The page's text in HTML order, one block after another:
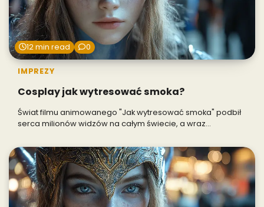
12 min read 0
IMPREZY
Cosplay jak wytresować smoka?
Świat filmu animowanego "Jak wytresować smoka" podbił
serca milionów widzów na całym świecie, a wraz…